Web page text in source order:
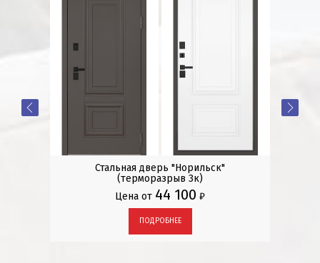
Стальная дверь "Норильск"
(терморазрыв 3к)
Цена от 44 100 ₽
ПОДРОБНЕЕ